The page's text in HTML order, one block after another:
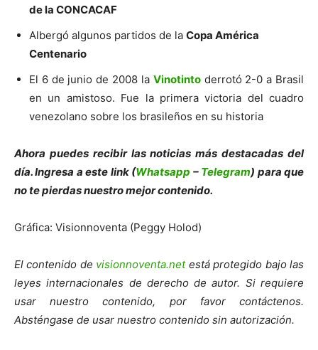
de la CONCACAF
Albergó algunos partidos de la Copa América
Centenario
El 6 de junio de 2008 la Vinotintoderrotó 2-0 a Brasil
en un amistoso. Fue la primera victoria del cuadro
venezolano sobre los brasileños en su historia
Ahora puedes recibir las noticias más destacadas del
día. Ingresa a este link (Whatsapp – Telegram) para que
no te pierdas nuestro mejor contenido.
Gráfica: Visionnoventa (Peggy Holod)
El contenido de visionnoventa.netestá protegido bajo las
leyes internacionales de derecho de autor. Si requiere
usar nuestro contenido, por favor contáctenos.
Absténgase de usar nuestro contenido sin autorización.